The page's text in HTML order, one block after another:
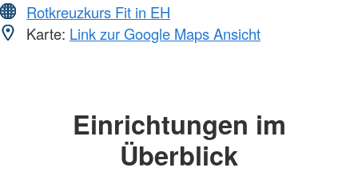
Rotkreuzkurs Fit in EH
Karte: Link zur Google Maps Ansicht
Einrichtungen im
Überblick